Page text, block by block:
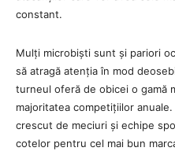
constant.
Mulți microbiști sunt și pariori
să atragă atenția în mod
turneul oferă de obicei o gamă
majoritatea competițiilor
crescut de meciuri și echipe
cotelor pentru cel mai bun